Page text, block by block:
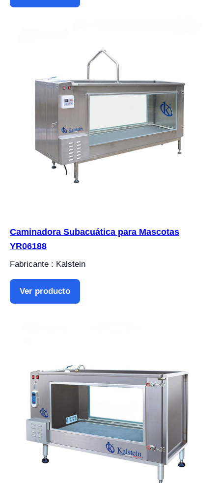
Caminadora Subacuática para Mascotas
YR06188
Fabricante : Kalstein
Ver producto